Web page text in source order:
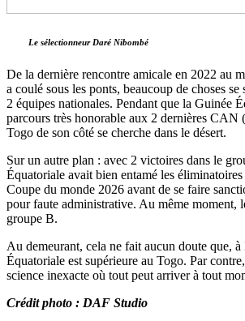
Le sélectionneur Daré Nibombé
De la dernière rencontre amicale en 2022 au
a coulé sous les ponts, beaucoup de choses se
2 équipes nationales. Pendant que la Guinée
parcours très honorable aux 2 dernières CAN
Togo de son côté se cherche dans le désert.
Sur un autre plan : avec 2 victoires dans le
Équatoriale avait bien entamé les
Coupe du monde 2026 avant de se faire
pour faute administrative. Au même moment,
groupe B.
Au demeurant, cela ne fait aucun doute que,
Équatoriale est supérieure au Togo. Par
science inexacte où tout peut arriver à tout
Crédit photo : DAF Studio